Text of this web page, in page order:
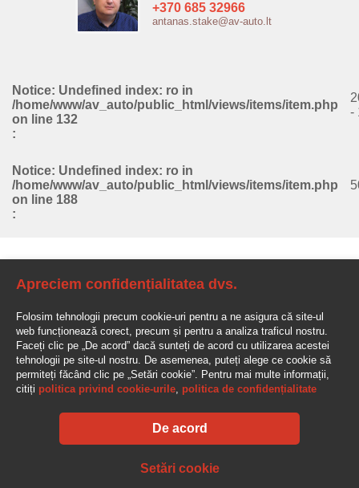
AXE SAF
PARCISA 4 CAM, L4BH, CHEMIE, ADR, 33000L
4 CAMERAS (10184L, 6117L, 6112L, 10330L)
SAF LIFT AXE
Notice: Undefined index: ro in
/home/www/av_auto/public_html/views/items/item.php
on line 132
:
-
Notice: Undefined index: ro in
/home/www/av_auto/public_html/views/items/item.php
on line 188
:
+370 685 32966
antanas.stake@av-auto.lt
Tel.: +370 610 210 88info@av-auto.lt
Apreciem confidențialitatea dvs.
Folosim tehnologii precum cookie-uri pentru a ne asigura că site-ul
web funcționează corect, precum și pentru a analiza traficul nostru.
Faceți clic pe „De acord” dacă sunteți de acord cu utilizarea acestei
tehnologii pe site-ul nostru. De asemenea, puteți alege ce cookie să
permiteți făcând clic pe „Setări cookie”. Pentru mai multe informații,
citiți politica privind cookie-urile, politica de confidențialitate
De acord
Setări cookie